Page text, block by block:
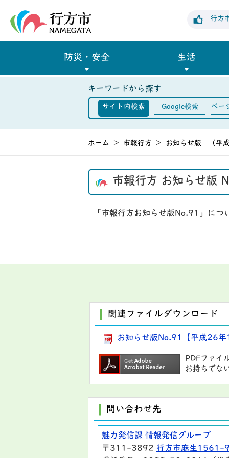
行方
防災・安全 生活
キーワードから探す
サイト内検索 Google検索 ペー
ホーム > 市報行方 > お知らせ版 （平
市報行方 お知らせ版
「市報行方お知らせ版No.91」に
関連ファイルダウンロード
お知らせ版No.91【平成26
PDFファイ
お持ちでな
問い合わせ先
魅力発信課 情報発信グループ
〒311-3892 行方市麻生1561-